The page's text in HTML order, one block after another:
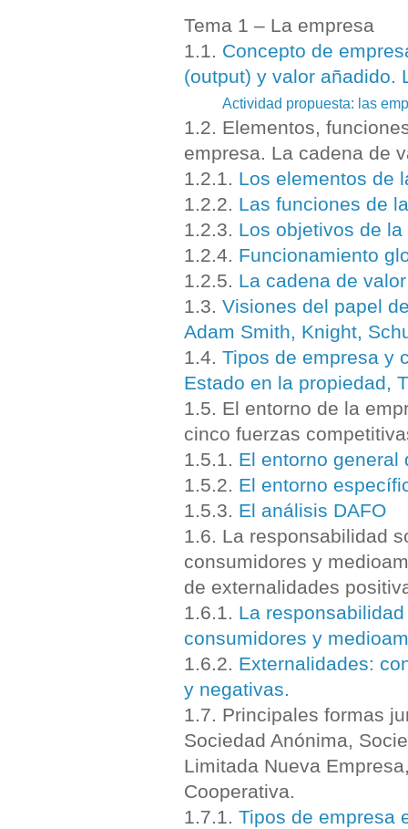
Tema 1 – La empresa
1.1. Concepto de
(output) y valor añadido.
Actividad propuesta: las
1.2. Elementos,
empresa. La cadena de
1.2.1. Los elementos de
1.2.2. Las funciones de
1.2.3. Los objetivos de la
1.2.4. Funcionamiento
1.2.5. La cadena de valor
1.3. Visiones del papel
Adam Smith, Knight,
1.4. Tipos de empresa y
Estado en la propiedad,
1.5. El entorno de la
cinco fuerzas
1.5.1. El entorno general
1.5.2. El entorno
1.5.3. El análisis DAFO
1.6. La responsabilidad
consumidores y
de externalidades
1.6.1. La
consumidores y
1.6.2. Externalidades:
y negativas.
1.7. Principales formas
Sociedad Anónima,
Limitada Nueva
Cooperativa.
1.7.1. Tipos de empresa